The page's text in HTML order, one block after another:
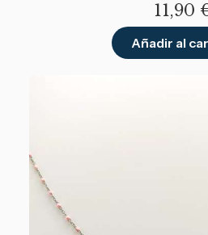
11,90
Añadir al